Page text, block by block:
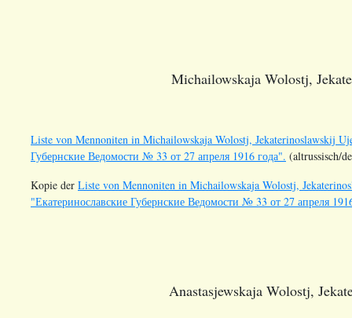
Michailowskaja Wolostj,
Liste von Mennoniten in Michailowskaja Wolostj, Jekaterinoslawskij
Губернские Ведомости № 33 от 27 апреля 1916 года". (altrussisch/
Kopie der Liste von Mennoniten in Michailowskaja Wolostj,
"Екатеринославские Губернские Ведомости № 33 от 27 апреля
Anastasjewskaja Wolostj,